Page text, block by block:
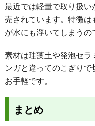
最近では軽量で取り扱
売されています。特徴
が水にも浮いてしまうの
素材は珪藻土や発泡セ
ンガと違ってのこぎり
お手軽です。
まとめ